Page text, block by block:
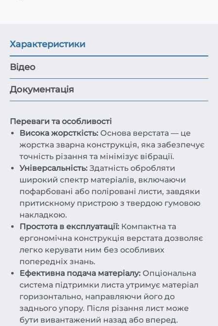
Характеристики
Відео
Документація
Переваги та особливості
Висока жорсткість: Основа верстата — це
жорстка зварна конструкція, яка забезпечує
точність різання та мінімізує вібрації.
Універсальність: Здатність обробляти
широкий спектр матеріалів, включаючи
пофарбовані або поліровані листи, завдяки
притискному пристрою з твердою гумовою
накладкою.
Простота в експлуатації: Компактна та
ергономічна конструкція верстата дозволяє
легко керувати ним без особливих
попередніх знань.
Ефективна подача матеріалу: Опціональна
система підтримки листа утримує матеріал
горизонтально, направляючи його до
заднього упору. Після різання лист може
бути вивантажений назад або вперед.